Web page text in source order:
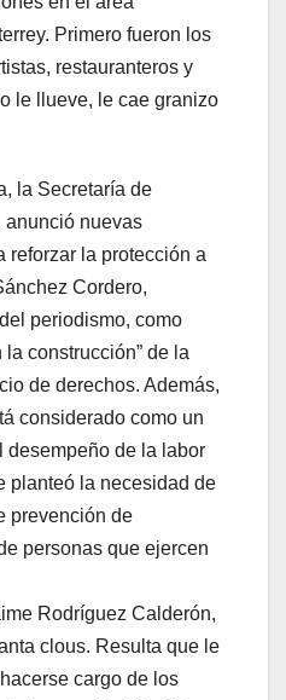
Primero fueron los
restauranteros y
le llueve, le cae granizo
la Secretaría de
anunció nuevas
reforzar la protección a
Cordero,
periodismo, como
construcción” de la
de derechos. Además,
considerado como un
desempeño de la labor
planteó la necesidad de
prevención de
personas que ejercen
Rodríguez Calderón,
clous. Resulta que le
cargo de los